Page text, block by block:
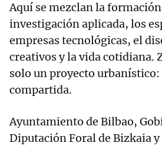
Aquí se mezclan la
investigación aplicada, los
empresas tecnológicas, el
creativos y la vida cotidiana.
solo un proyecto urbanístico:
compartida.
Ayuntamiento de Bilbao,
Diputación Foral de Bizkaia y